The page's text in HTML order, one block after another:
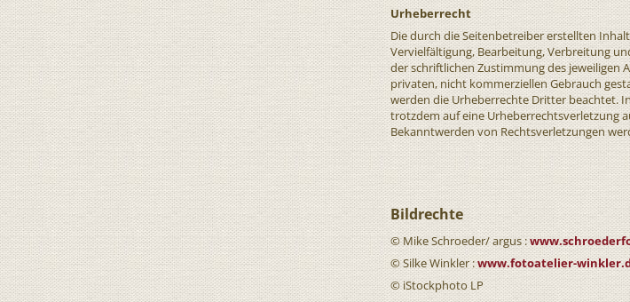
Urheberrecht
Die durch die Seitenbetreiber erstellten
Vervielfältigung, Bearbeitung, Verbreitung
der schriftlichen Zustimmung des jeweiligen
privaten, nicht kommerziellen Gebrauch
werden die Urheberrechte Dritter beachtet.
trotzdem auf eine Urheberrechtsverletzung
Bekanntwerden von Rechtsverletzungen
Bildrechte
© Mike Schroeder/ argus :
© Silke Winkler :www.fotoatelier-
© iStockphoto LP